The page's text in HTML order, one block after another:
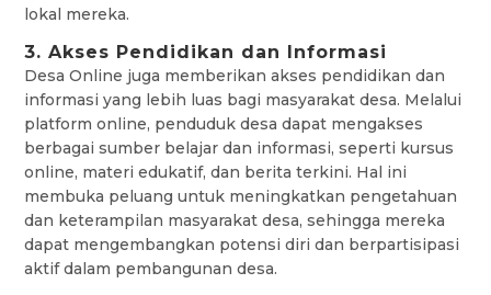
lokal mereka.
3. Akses Pendidikan dan Informasi
Desa Online juga memberikan akses pendidikan dan
informasi yang lebih luas bagi masyarakat desa. Melalui
platform online, penduduk desa dapat mengakses
berbagai sumber belajar dan informasi, seperti kursus
online, materi edukatif, dan berita terkini. Hal ini
membuka peluang untuk meningkatkan pengetahuan
dan keterampilan masyarakat desa, sehingga mereka
dapat mengembangkan potensi diri dan berpartisipasi
aktif dalam pembangunan desa.